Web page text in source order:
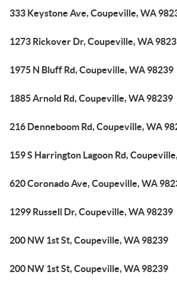
333 Keystone Ave, Coupeville, WA
1273 Rickover Dr, Coupeville, WA
1975 N Bluff Rd, Coupeville, WA 98239
1885 Arnold Rd, Coupeville, WA 98239
216 Denneboom Rd, Coupeville, WA
159 S Harrington Lagoon Rd,
620 Coronado Ave, Coupeville, WA
1299 Russell Dr, Coupeville, WA 98239
200 NW 1st St, Coupeville, WA 98239
200 NW 1st St, Coupeville, WA 98239